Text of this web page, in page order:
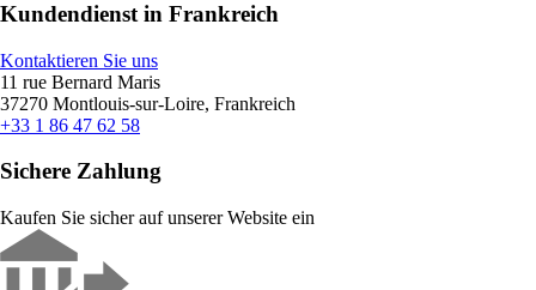
Kundendienst in Frankreich
Kontaktieren Sie uns
11 rue Bernard Maris
37270 Montlouis-sur-Loire, Frankreich
+33 1 86 47 62 58
Sichere Zahlung
Kaufen Sie sicher auf unserer Website ein